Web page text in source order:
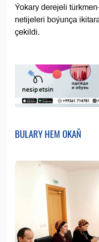
Ýokary derejeli
netijeleri boýunça
çekildi.
BULARY HEM OKAŇ